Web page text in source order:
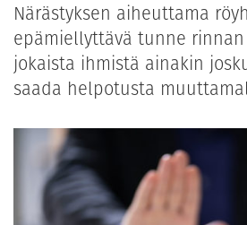
Närästyksen aiheuttama
epämiellyttävä tunne
jokaista ihmistä ainakin
saada helpotusta